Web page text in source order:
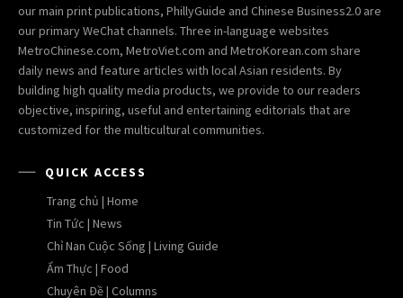
our main print publications, PhillyGuide and Chinese Business2.0 are
our primary WeChat channels. Three in-language websites
MetroChinese.com, MetroViet.com and MetroKorean.com share
daily news and feature articles with local Asian residents. By
building high quality media products, we provide to our readers
objective, inspiring, useful and entertaining editorials that are
customized for the multicultural communities.
QUICK ACCESS
Trang chủ | Home
Tin Tức | News
Chỉ Nan Cuộc Sống | Living Guide
Ẩm Thực | Food
Chuyên Đề | Columns